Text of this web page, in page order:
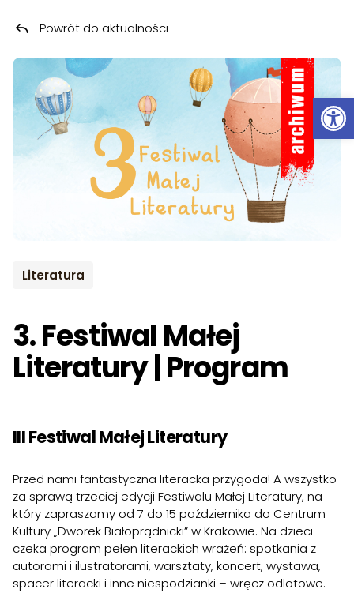
Przeskocz do treści
ARCHIWUM
Literatura
3. Festiwal Małej
Literatury | Program
Powrót do aktualności
III Festiwal Małej Literatury
Przed nami fantastyczna literacka przygoda! A wszystko
za sprawą trzeciej edycji Festiwalu Małej Literatury, na
który zapraszamy od 7 do 15 października do Centrum
Kultury „Dworek Białoprądnicki” w Krakowie. Na dzieci
czeka program pełen literackich wrażeń: spotkania z
autorami i ilustratorami, warsztaty, koncert, wystawa,
spacer literacki i inne niespodzianki – wręcz odlotowe.